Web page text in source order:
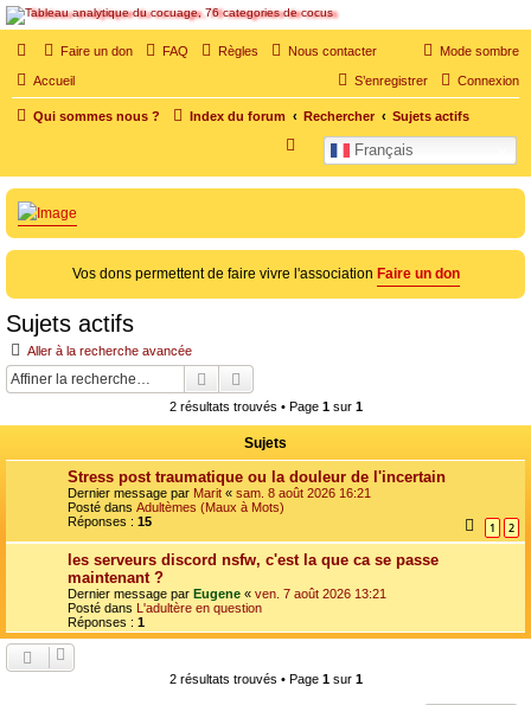
SOS cocu
SOS cocu est une association loi 1901 dont l'objet est le soutien aux victimes d'adultère.
Pouvoir parler, se confier, recevoir un soutien moral pour traverser une situation
Mode sombre
Faire un don FAQ Règles Nous contacter
Accueil Connexion
S’enregistrer
Qui sommes nous ? Index du forum Rechercher Sujets actifs
Français
Vos dons permettent de faire vivre l'association Faire un don
Sujets actifs
Aller à la recherche avancée
Rechercher
2 résultats trouvés • Page 1sur 1
Sujets
Stress post traumatique ou la douleur de l'incertain
Dernier message par Marit « sam. 8 août 2026 16:21
Posté dans Adultèmes (Maux à Mots)
Réponses : 15 1 2
les serveurs discord nsfw, c'est la que ca se passe
maintenant ?
Dernier message par Eugene « ven. 7 août 2026 13:21
Posté dans L'adultère en question
Réponses : 1
2 résultats trouvés • Page 1sur 1